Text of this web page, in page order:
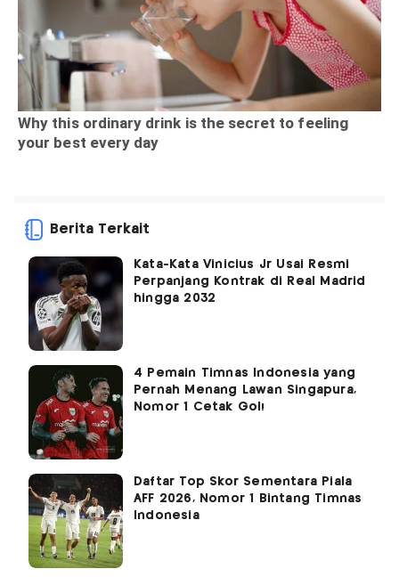
Berita Terkait
Kata-Kata Vinicius Jr Usai Resmi
Perpanjang Kontrak di Real Madrid
hingga 2032
4 Pemain Timnas Indonesia yang
Pernah Menang Lawan Singapura,
Nomor 1 Cetak Gol!
Daftar Top Skor Sementara Piala
AFF 2026, Nomor 1 Bintang Timnas
Indonesia